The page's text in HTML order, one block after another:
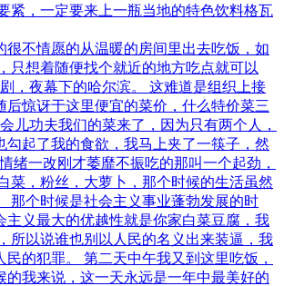
紧，一定要来上一瓶当地的特色饮料格瓦
不情愿的从温暖的房间里出去吃饭，如
只想着随便找个就近的地方吃点就可以
，夜幕下的哈尔滨。 这难道是组织上接
惊讶于这里便宜的菜价，什么特价菜三
儿功夫我们的菜来了，因为只有两个人，
起了我的食欲，我马上夹了一筷子，然
绪一改刚才萎靡不振吃的那叫一个起劲，
菜，粉丝，大萝卜，那个时候的生活虽然
那个时候是社会主义事业蓬勃发展的时
义最大的优越性就是你家白菜豆腐，我
所以说谁也别以人民的名义出来装逼，我
的犯罪。 第二天中午我又到这里吃饭，
我来说，这一天永远是一年中最美好的